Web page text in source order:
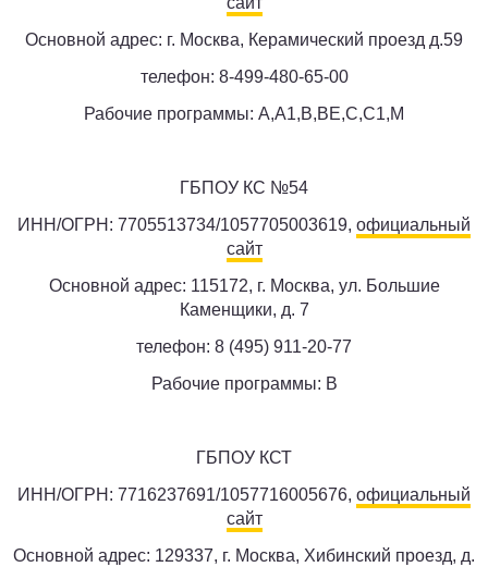
Основной адрес: г. Москва, Керамический проезд д.59
телефон: 8-499-480-65-00
Рабочие программы: A,A1,B,BE,C,C1,M
ГБПОУ КС №54
ИНН/ОГРН: 7705513734/1057705003619, официальный
сайт
Основной адрес: 115172, г. Москва, ул. Большие
Каменщики, д. 7
телефон: 8 (495) 911-20-77
Рабочие программы: B
ГБПОУ КСТ
ИНН/ОГРН: 7716237691/1057716005676, официальный
сайт
Основной адрес: 129337, г. Москва, Хибинский проезд, д.